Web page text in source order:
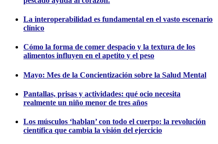
La interoperabilidad es fundamental en el vasto escenario
clínico
Cómo la forma de comer despacio y la textura de los
alimentos influyen en el apetito y el peso
Mayo: Mes de la Concientización sobre la Salud Mental
Pantallas, prisas y actividades: qué ocio necesita
realmente un niño menor de tres años
Los músculos ‘hablan’ con todo el cuerpo: la revolución
científica que cambia la visión del ejercicio